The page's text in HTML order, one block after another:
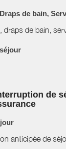
de bain,
draps de bain,
de
anticipée de